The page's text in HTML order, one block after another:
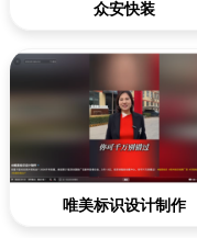
众安快装
唯美标识设计制作